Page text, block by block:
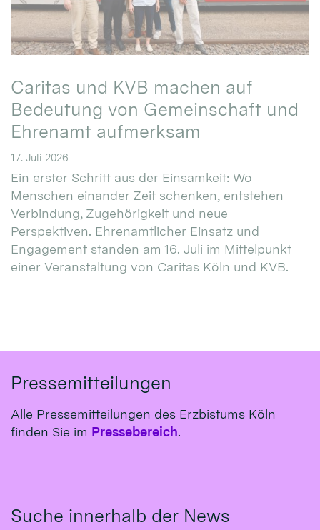
Caritas und KVB machen auf
Bedeutung von Gemeinschaft und
Ehrenamt aufmerksam
17. Juli 2026
Ein erster Schritt aus der Einsamkeit: Wo
Menschen einander Zeit schenken, entstehen
Verbindung, Zugehörigkeit und neue
Perspektiven. Ehrenamtlicher Einsatz und
Engagement standen am 16. Juli im Mittelpunkt
einer Veranstaltung von Caritas Köln und KVB.
Pressemitteilungen
Alle Pressemitteilungen des Erzbistums Köln
finden Sie im Pressebereich.
Suche innerhalb der News